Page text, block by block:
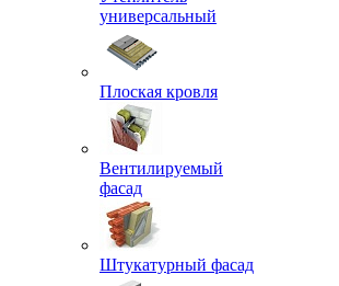
универсальный
Плоская кровля
Вентилируемый
фасад
Штукатурный фасад